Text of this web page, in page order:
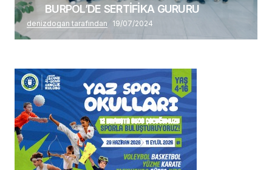
BURPOL’DE SERTİFİKA GURURU
denizdogan tarafından 19/07/2024